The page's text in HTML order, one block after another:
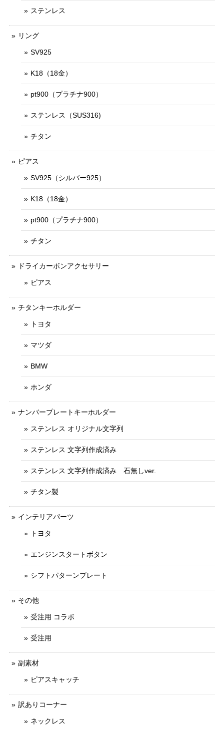
ステンレス
リング
SV925
K18（18金）
pt900（プラチナ900）
ステンレス（SUS316)
チタン
ピアス
SV925（シルバー925）
K18（18金）
pt900（プラチナ900）
チタン
ドライカーボンアクセサリー
ピアス
チタンキーホルダー
トヨタ
マツダ
BMW
ホンダ
ナンバープレートキーホルダー
ステンレス オリジナル文字列
ステンレス 文字列作成済み
ステンレス 文字列作成済み 石無しver.
チタン製
インテリアパーツ
トヨタ
エンジンスタートボタン
シフトパターンプレート
その他
受注用 コラボ
受注用
副素材
ピアスキャッチ
訳ありコーナー
ネックレス